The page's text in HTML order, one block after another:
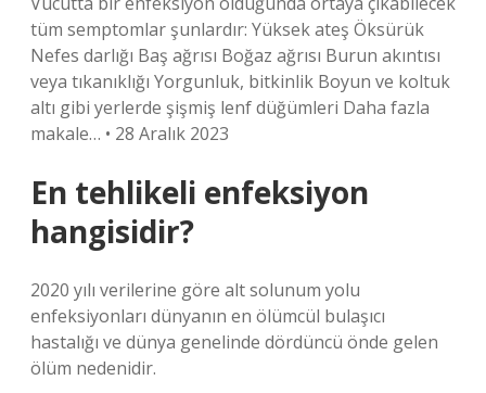
tüm semptomlar şunlardır: Yüksek ateş Öksürük
Nefes darlığı Baş ağrısı Boğaz ağrısı Burun akıntısı
veya tıkanıklığı Yorgunluk, bitkinlik Boyun ve koltuk
altı gibi yerlerde şişmiş lenf düğümleri Daha fazla
makale… • 28 Aralık 2023
En tehlikeli enfeksiyon
hangisidir?
2020 yılı verilerine göre alt solunum yolu
enfeksiyonları dünyanın en ölümcül bulaşıcı
hastalığı ve dünya genelinde dördüncü önde gelen
ölüm nedenidir.